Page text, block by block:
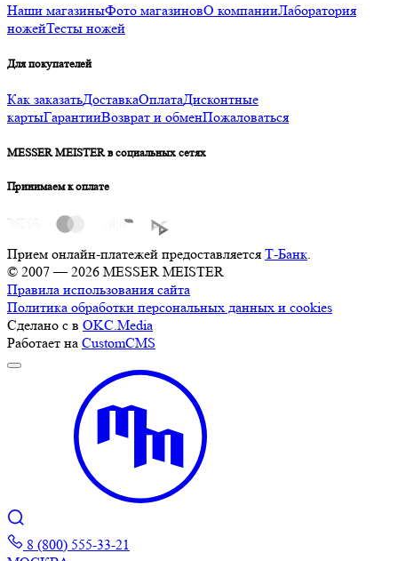
Наши магазиныФото магазиновО компанииЛаборатория
ножейТесты ножей
Для покупателей
Как заказатьДоставкаОплатаДисконтные
картыГарантииВозврат и обменПожаловаться
MESSER MEISTER в социальных сетях
Принимаем к оплате
Прием онлайн-платежей предоставляется Т-Банк
© 2007 — 2026 MESSER MEISTER
Правила использования сайта
Политика обработки персональных данных и cookies
Сделано с в OKC.Media
Работает на CustomCMS
8 (800) 555-33-21